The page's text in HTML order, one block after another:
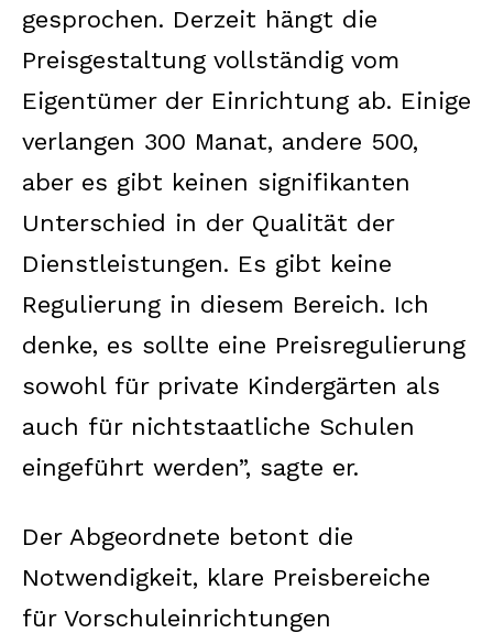
gesprochen. Derzeit hängt die
Preisgestaltung vollständig vom
Eigentümer der Einrichtung ab. Einige
verlangen 300 Manat, andere 500,
aber es gibt keinen signifikanten
Unterschied in der Qualität der
Dienstleistungen. Es gibt keine
Regulierung in diesem Bereich. Ich
denke, es sollte eine Preisregulierung
sowohl für private Kindergärten als
auch für nichtstaatliche Schulen
eingeführt werden”, sagte er.
Der Abgeordnete betont die
Notwendigkeit, klare Preisbereiche
für Vorschuleinrichtungen